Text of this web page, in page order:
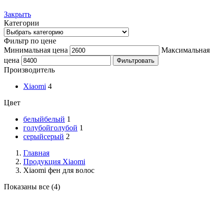
Закрыть
Категории
Фильтр по цене
Минимальная цена
Максимальная
цена
Фильтровать
Производитель
Xiaomi 4
Цвет
белыйбелый 1
голубойголубой 1
серыйсерый 2
Главная
Продукция Xiaomi
Xiaomi фен для волос
Показаны все (4)